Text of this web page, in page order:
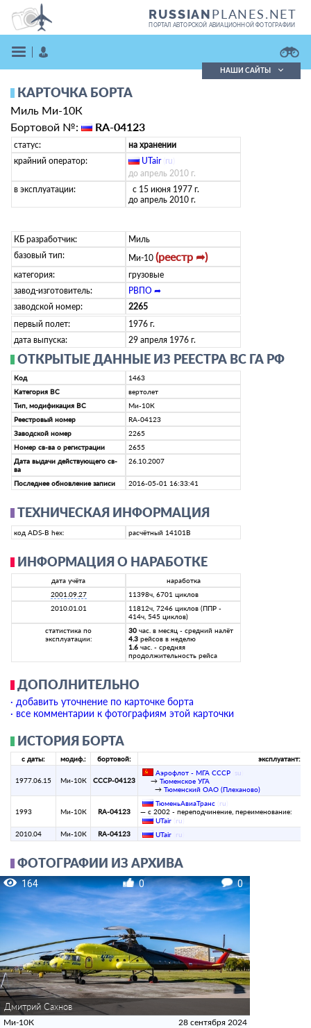
RUSSIANPLANES.NET
ПОРТАЛ АВТОРСКОЙ АВИАЦИОННОЙ ФОТОГРАФИИ
ВОЙТИ
ЗАРЕГИСТРИРОВАТЬСЯ
Поиск фотографий
Кратко
НАШИ САЙТЫ
КАРТОЧКА БОРТА
Миль Ми-10К
Бортовой №:
RA-04123
статус:
на хранении
крайний оператор:
UTair ru
до апрель 2010 г.
в эксплуатации:
с 15 июня 1977 г.
до апрель 2010 г.
КБ разработчик:
Миль
базовый тип:
Ми-10 (реестр ➦)
категория:
грузовые
завод-изготовитель:
РВПО ➦
заводской номер:
2265
первый полет:
1976 г.
дата выпуска:
29 апреля 1976 г.
ОТКРЫТЫЕ ДАННЫЕ ИЗ РЕЕСТРА ВС ГА РФ
Код
1463
Категория ВС
вертолет
Тип, модификация ВС
Ми-10К
Реестровый номер
RA-04123
Заводской номер
2265
Номер св-ва о регистрации
2655
Дата выдачи действующего св-
ва
26.10.2007
Последнее обновление записи 2016-05-01 16:33:41
ТЕХНИЧЕСКАЯ ИНФОРМАЦИЯ
код ADS-B hex: расчётный 14101B
ИНФОРМАЦИЯ О НАРАБОТКЕ
дата учёта
наработка
2001.09.27
11398ч, 6701 циклов
2010.01.01
11812ч, 7246 циклов (ППР -
414ч, 545 циклов)
статистика по
эксплуатации:
30 час. в месяц - средний налёт
4.3 рейсов в неделю
1.6 час. - средняя
продолжительность рейса
ДОПОЛНИТЕЛЬНО
· добавить уточнение по карточке борта
· все комментарии к фотографиям этой карточки
ИСТОРИЯ БОРТА
с даты: модиф.: бортовой: эксплуатант:
1977.06.15 Ми-10К СССР-04123
Аэрофлот - МГА СССР su
→ Тюменское УГА
→ Тюменский ОАО (Плеханово)
1993 Ми-10К RA-04123
ТюменьАвиаТранс ru
— с 2002 - переподчинение, переименование:
UTair ru
2010.04
Ми-10К RA-04123 UTair ru
ФОТОГРАФИИ ИЗ АРХИВА
164 0 0
Дмитрий Сахнов
Ми-10К
28 сентября 2024